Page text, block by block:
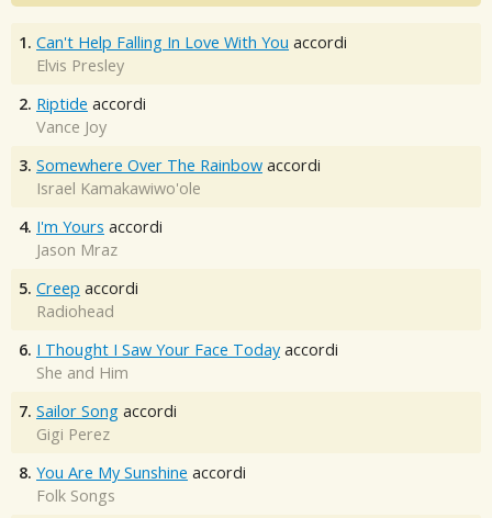
1. Can't Help Falling In Love With You accordi
Elvis Presley
2. Riptide accordi
Vance Joy
3. Somewhere Over The Rainbow accordi
Israel Kamakawiwo'ole
4. I'm Yours accordi
Jason Mraz
5. Creep accordi
Radiohead
6. I Thought I Saw Your Face Today accordi
She and Him
7. Sailor Song accordi
Gigi Perez
8. You Are My Sunshine accordi
Folk Songs